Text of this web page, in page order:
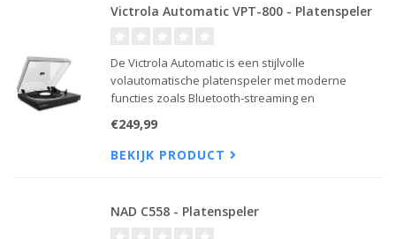
Victrola Automatic VPT-800 - Platenspeler
De Victrola Automatic is een stijlvolle
volautomatische platenspeler met moderne
functies zoals Bluetooth-streaming en
de knop – perfect voor wie gemak, design en
geluidskwaliteit wil combineren.
€249,99
BEKIJK PRODUCT
NAD C558 - Platenspeler